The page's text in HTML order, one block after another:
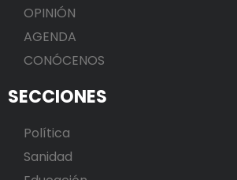
OPINIÓN
AGENDA
CONÓCENOS
SECCIONES
Política
Sanidad